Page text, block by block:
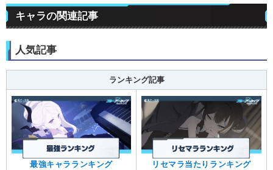
キャラの関連記事
人気記事
ランキング記事
最強キャラランキング リセマラ当たりランキング